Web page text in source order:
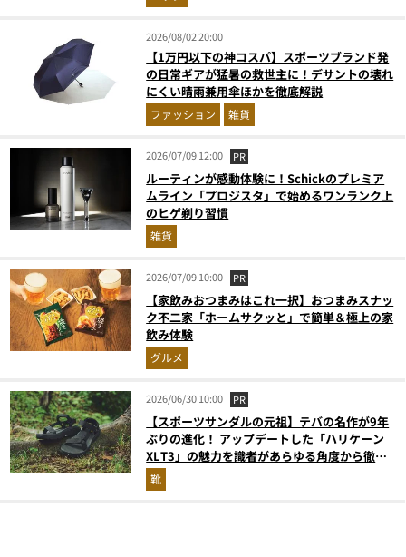
2026/08/02 20:00
【1万円以下の神コスパ】スポーツブランド発
の日常ギアが猛暑の救世主に！デサントの壊れ
にくい晴雨兼用傘ほかを徹底解説
ファッション 雑貨
2026/07/09 12:00 PR
ルーティンが感動体験に！Schickのプレミア
ムライン「プロジスタ」で始めるワンランク上
のヒゲ剃り習慣
雑貨
2026/07/09 10:00 PR
【家飲みおつまみはこれ一択】おつまみスナッ
ク不二家「ホームサクッと」で簡単＆極上の家
飲み体験
グルメ
2026/06/30 10:00 PR
【スポーツサンダルの元祖】テバの名作が9年
ぶりの進化！ アップデートした「ハリケーン
XLT3」の魅力を識者があらゆる角度から徹底
解説！
靴